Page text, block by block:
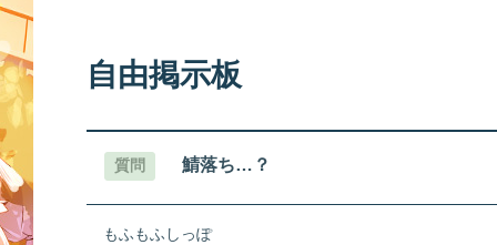
アップ
自由掲示板
質問 鯖落ち…？
もふもふしっぽ